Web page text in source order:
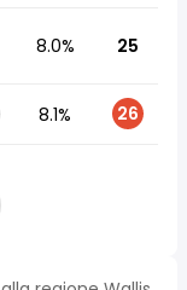
8.0% 25
8.1% 26